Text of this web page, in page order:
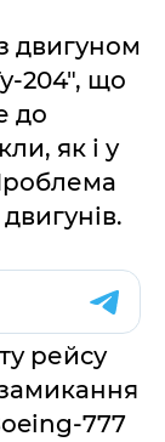
двигуном
204", що
до
як і у
рейсу
777